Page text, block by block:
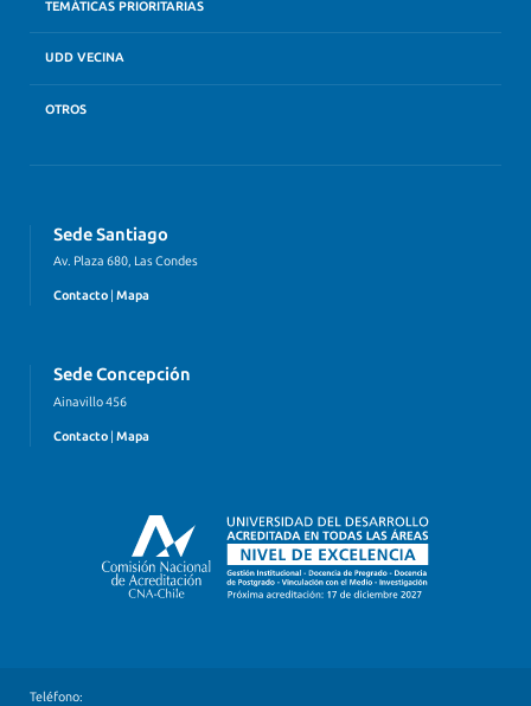
TEMÁTICAS PRIORITARIAS
UDD VECINA
OTROS
Sede Santiago
Av. Plaza 680, Las Condes
Contacto Mapa
Sede Concepción
Ainavillo 456
Contacto Mapa
Teléfono: